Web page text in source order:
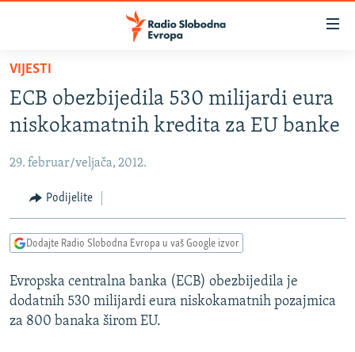
Pređite
glavni
sadržaj
na
navigaciju
Pređite
na
BOSNA I HERCEGOVINA
KOSOVO
CRNA GORA
VIDEO
FOTOGALERIJE
INFOGRAFIKE
PODCASTI
RAT U UKRAJINI
KINA NA BALKANU
VIJESTI
ECB obezbijedila 530 milijardi eura
niskokamatnih kredita za EU banke
29. februar/veljača, 2012.
Podijelite
Dodajte Radio Slobodna Evropa u vaš Google izvor
Evropska centralna banka (ECB) obezbijedila je
dodatnih 530 milijardi eura niskokamatnih pozajmica
za 800 banaka širom EU.